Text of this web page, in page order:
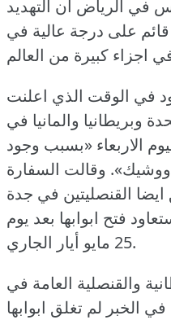
الرياض ان التهديد
قائم على درجة عالية في
في الوقت الذي اعلنت
وبريطانيا والمانيا في
الاربعاء «بسبب وجود
ووشيك». وقالت السفارة
ايضا القنصليتين في جدة
فتح ابوابها بعد يوم
25 مايو أيار الجاري.
والقنصلية العامة في
الخبر لم تغلق ابوابها